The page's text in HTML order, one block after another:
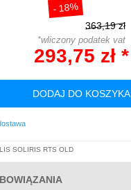
- 18%
363,19 zł
*wliczony podatek vat
293,75 zł *
DODAJ DO KOSZYKA
SOLIRIS RTS OLD